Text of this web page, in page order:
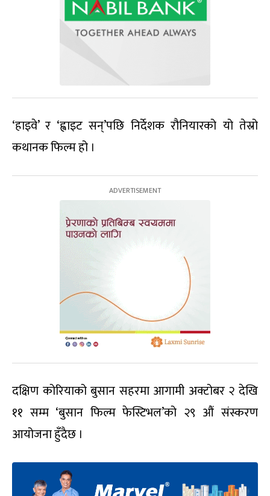
‘हाइवे’ र ‘ह्वाइट सन्’पछि निर्देशक रौनियारको यो तेस्रो
कथानक फिल्म हो ।
दक्षिण कोरियाको बुसान सहरमा आगामी अक्टोबर २ देखि
११ सम्म ‘बुसान फिल्म फेस्टिभल’को २९ औं संस्करण
आयोजना हुँदैछ ।